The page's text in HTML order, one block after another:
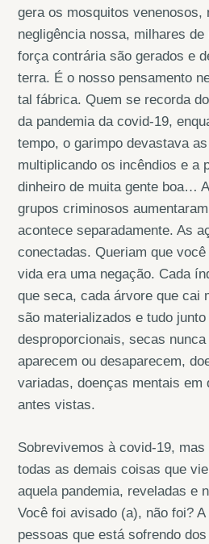
gera os mosquitos venenosos,
negligência nossa, milhares
força contrária são gerados e
terra. É o nosso pensamento
tal fábrica. Quem se recorda
da pandemia da covid-19,
tempo, o garimpo devastava
multiplicando os incêndios e a
dinheiro de muita gente boa…
grupos criminosos
acontece separadamente. As
conectadas. Queriam que
vida era uma negação. Cada
que seca, cada árvore que cai
são materializados e tudo
desproporcionais, secas
aparecem ou desaparecem,
variadas, doenças mentais em
antes vistas.
Sobrevivemos à covid-19,
todas as demais coisas que
aquela pandemia, reveladas e
Você foi avisado (a), não foi? A
pessoas que está sofrendo